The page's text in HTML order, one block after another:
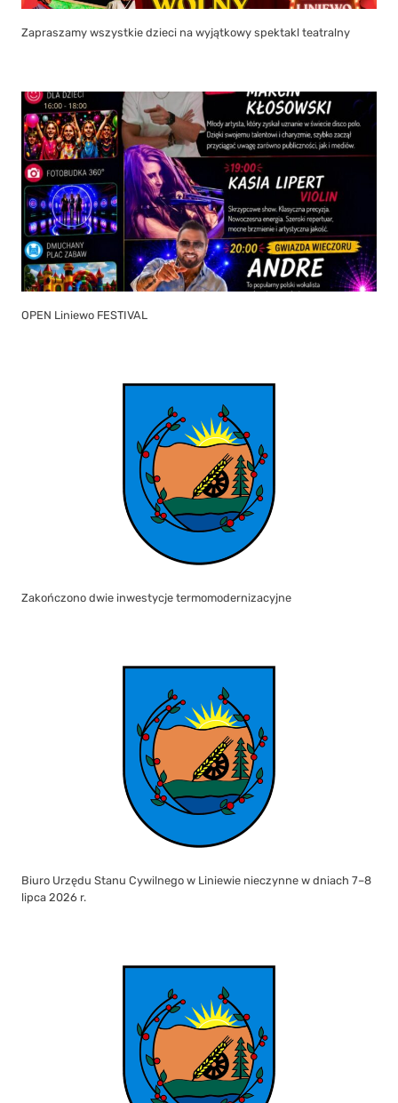
Zapraszamy wszystkie dzieci na wyjątkowy spektakl teatralny
OPEN Liniewo FESTIVAL
Zakończono dwie inwestycje termomodernizacyjne
Biuro Urzędu Stanu Cywilnego w Liniewie nieczynne w dniach 7–8
lipca 2026 r.